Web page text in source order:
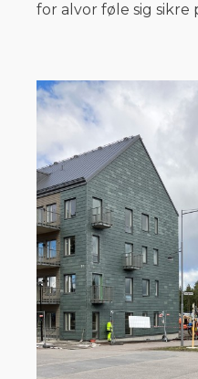
for alvor føle sig